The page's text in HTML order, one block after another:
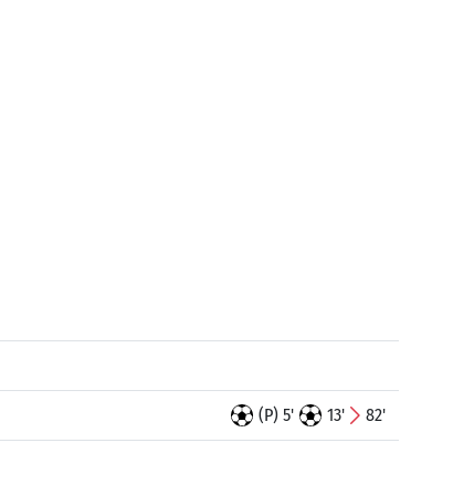
(P) 5' 13' 82'